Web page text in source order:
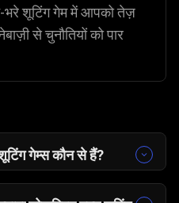
शूटिंग गेम में आपको तेज़
से चुनौतियों को पार
गेम्स कौन से हैं?
मुफ्त शूटिंग गेम्स खोजें!
गेम्स रोमांचक और विस्फोटक